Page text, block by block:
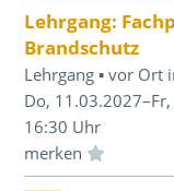
Lehrgang:
Brandschutz
Lehrgang ▪ vor Ort
Do,
16:30 Uhr
Einloggen und